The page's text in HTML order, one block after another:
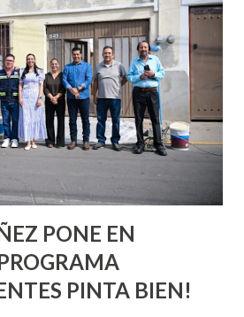
sexuales no son expertos
hay algo nuevo que
que conocer. Si eres una
relaciones sexuales, tal vez
increíble y no puedas esperar para
cualquier persona con
es mejor cuando ambas partes
PONE EN
PINTA BIEN!